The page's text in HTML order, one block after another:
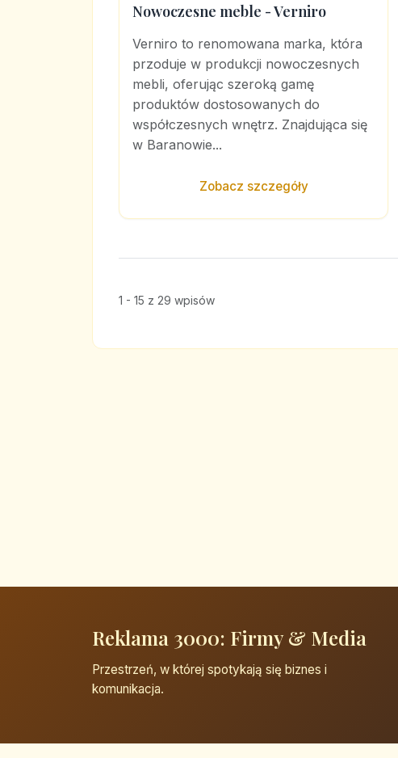
Nowoczesne meble - Verniro
Verniro to renomowana marka, która
przoduje w produkcji nowoczesnych
mebli, oferując szeroką gamę
produktów dostosowanych do
współczesnych wnętrz. Znajdująca się
w Baranowie...
Zobacz szczegóły
1 - 15 z 29 wpisów
Reklama 3000: Firmy & Media
Przestrzeń, w której spotykają się biznes i
komunikacja.